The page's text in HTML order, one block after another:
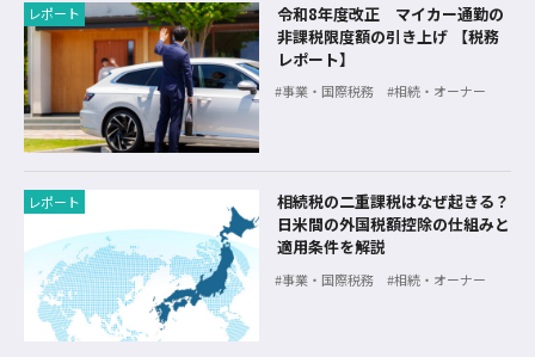
レポート
令和8年度改正 マイカー通勤の
非課税限度額の引き上げ 【税務
レポート】
事業・国際税務 相続・オーナー
レポート
相続税の二重課税はなぜ起きる？
日米間の外国税額控除の仕組みと
適用条件を解説
事業・国際税務 相続・オーナー